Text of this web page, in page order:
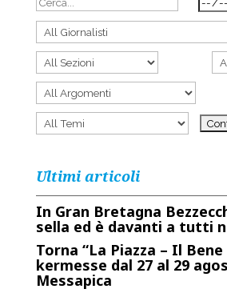
Ultimi articoli
In Gran Bretagna
sella ed è davanti a tutti
Torna “La Piazza – Il Bene
kermesse dal 27 al 29
Messapica